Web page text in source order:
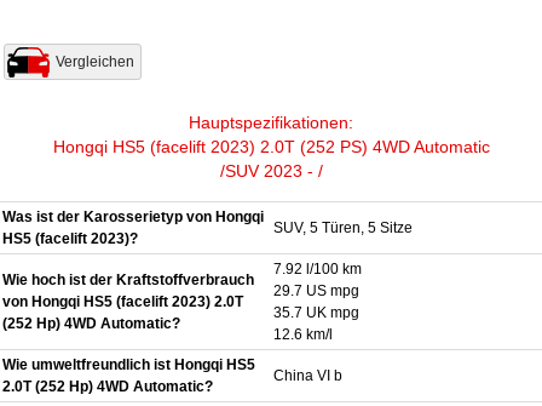
Vergleichen
Hauptspezifikationen:
Hongqi HS5 (facelift 2023) 2.0T (252 PS) 4WD Automatic
/SUV 2023 - /
Was ist der Karosserietyp von Hongqi
HS5 (facelift 2023)?
SUV, 5 Türen, 5 Sitze
Wie hoch ist der Kraftstoffverbrauch
von Hongqi HS5 (facelift 2023) 2.0T
(252 Hp) 4WD Automatic?
7.92 l/100 km
29.7 US mpg
35.7 UK mpg
12.6 km/l
Wie umweltfreundlich ist Hongqi HS5
2.0T (252 Hp) 4WD Automatic?
China VI b